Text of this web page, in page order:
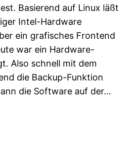
Basierend auf Linux läßt
Intel-Hardware
ein grafisches Frontend
war ein Hardware-
Also schnell mit dem
die Backup-Funktion
die Software auf der…